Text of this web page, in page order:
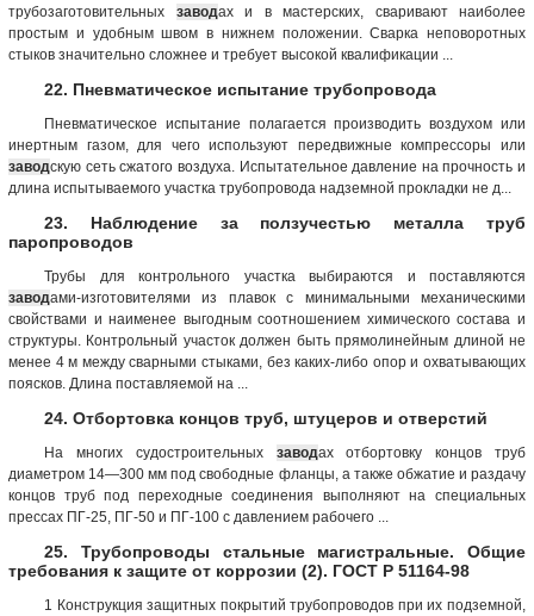
трубозаготовительных заводах и в мастерских, сваривают наиболее
простым и удобным швом в нижнем положении. Сварка неповоротных
стыков значительно сложнее и требует высокой квалификации ...
22. Пневматическое испытание трубопровода
Пневматическое испытание полагается производить воздухом или
инертным газом, для чего используют передвижные компрессоры или
заводскую сеть сжатого воздуха. Испытательное давление на прочность и
длина испытываемого участка трубопровода надземной прокладки не д...
23. Наблюдение за ползучестью металла труб
паропроводов
Трубы для контрольного участка выбираются и поставляются
заводами-изготовителями из плавок с минимальными механическими
свойствами и наименее выгодным соотношением химического состава и
структуры. Контрольный участок должен быть прямолинейным длиной не
менее 4 м между сварными стыками, без каких-либо опор и охватывающих
поясков. Длина поставляемой на ...
24. Отбортовка концов труб, штуцеров и отверстий
На многих судостроительных заводах отбортовку концов труб
диаметром 14—300 мм под свободные фланцы, а также обжатие и раздачу
концов труб под переходные соединения выполняют на специальных
прессах ПГ-25, ПГ-50 и ПГ-100 с давлением рабочего ...
25. Трубопроводы стальные магистральные. Общие
требования к защите от коррозии (2). ГОСТ Р 51164-98
1 Конструкция защитных покрытий трубопроводов при их подземной,